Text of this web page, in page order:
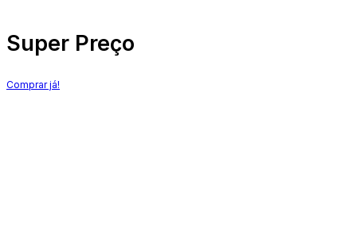
Super Preço
Comprar já!